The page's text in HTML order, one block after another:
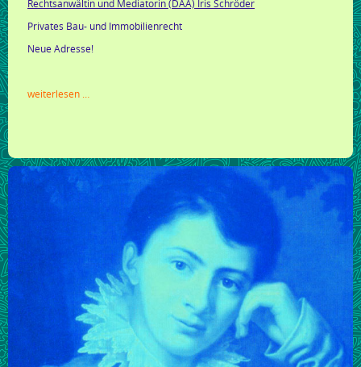
Rechtsanwältin und Mediatorin (DAA) Iris Schröder
Privates Bau- und Immobilienrecht
Neue Adresse!
weiterlesen …
iris
schröder